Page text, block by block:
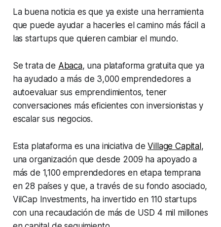
La buena noticia es que ya existe una herramienta
que puede ayudar a hacerles el camino más fácil a
las startups que quieren cambiar el mundo.
Se trata de Abaca, una plataforma gratuita que ya
ha ayudado a más de 3,000 emprendedores a
autoevaluar sus emprendimientos, tener
conversaciones más eficientes con inversionistas y
escalar sus negocios.
Esta plataforma es una iniciativa deVillage Capital,
una organización que desde 2009 ha apoyado a
más de 1,100 emprendedores en etapa temprana
en 28 países y que, a través de su fondo asociado,
VilCap Investments, ha invertido en 110 startups
con una recaudación de más de USD 4 mil millones